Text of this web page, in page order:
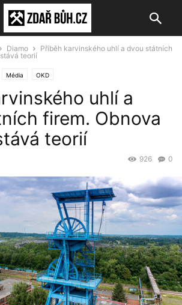
Diamo
Příběh karvinského uhlí a dvou státních
teorií
Média OKD
uhlí a
firem. Obnova
teorií
0
926